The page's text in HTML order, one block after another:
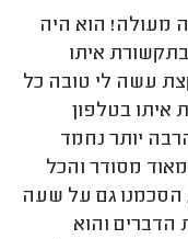
12 מתוך 10, היה מעולה! הוא היה
איתו
עשה לי טובה כל
איתו בטלפון
יותר נחמד
מסודר והכל
גם על שעה
הדברים והוא